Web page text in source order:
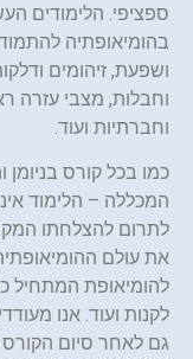
ספציפי. הלימודים
בהומיאופתיה
ושפעת, זיהומים
וחבלות, מצבי עזרה
וחברתיות ועוד.
כמו בכל קורס בניומן
המכללה – הלימוד
לתרום להצלחתו
את עולם
להומיאופת המתחיל
לקנות ועוד. אנו
גם לאחר סיום הקורס